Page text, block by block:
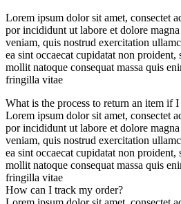
Lorem ipsum dolor sit amet, consectet
por incididunt ut labore et dolore
veniam, quis nostrud exercitation
ea sint occaecat cupidatat non
mollit natoque consequat massa quis
fringilla vitae
What is the process to return an item if
Lorem ipsum dolor sit amet, consectet
por incididunt ut labore et dolore
veniam, quis nostrud exercitation
ea sint occaecat cupidatat non
mollit natoque consequat massa quis
fringilla vitae
How can I track my order?